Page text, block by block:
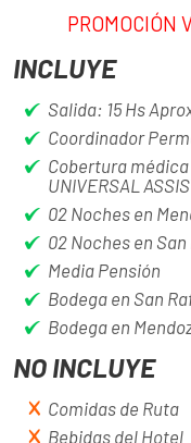
PROMOCIÓN
INCLUYE
Salida: 15 Hs
Coordinador
Cobertura
UNIVERSAL
02 Noches en
02 Noches en
Media Pensión
Bodega en San
Bodega en
NO INCLUYE
Comidas de Ruta
Bebidas del Hotel